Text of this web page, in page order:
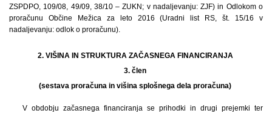
ZSPDPO, 109/08, 49/09, 38/10 – ZUKN; v nadaljevanju: ZJF) in Odlokom o
proračunu Občine Mežica za leto 2016 (Uradni list RS, št. 15/16 v
nadaljevanju: odlok o proračunu).
2. VIŠINA IN STRUKTURA ZAČASNEGA FINANCIRANJA
3. člen
(sestava proračuna in višina splošnega dela proračuna)
V obdobju začasnega financiranja se prihodki in drugi prejemki ter